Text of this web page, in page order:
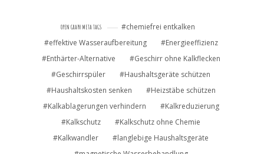
OPEN GRAPH META TAGS
chemiefrei entkalken
effektive Wasseraufbereitung
Energieeffizienz
Enthärter-Alternative
Geschirr ohne Kalkflecken
Geschirrspüler
Haushaltsgeräte schützen
Haushaltskosten senken
Heizstäbe schützen
Kalkablagerungen verhindern
Kalkreduzierung
Kalkschutz
Kalkschutz ohne Chemie
Kalkwandler
langlebige Haushaltsgeräte